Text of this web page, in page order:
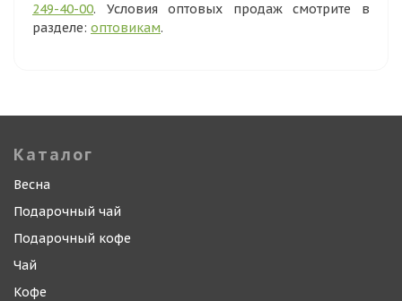
249-40-00. Условия оптовых продаж смотрите в
разделе: оптовикам.
Каталог
Весна
Подарочный чай
Подарочный кофе
Чай
Кофе